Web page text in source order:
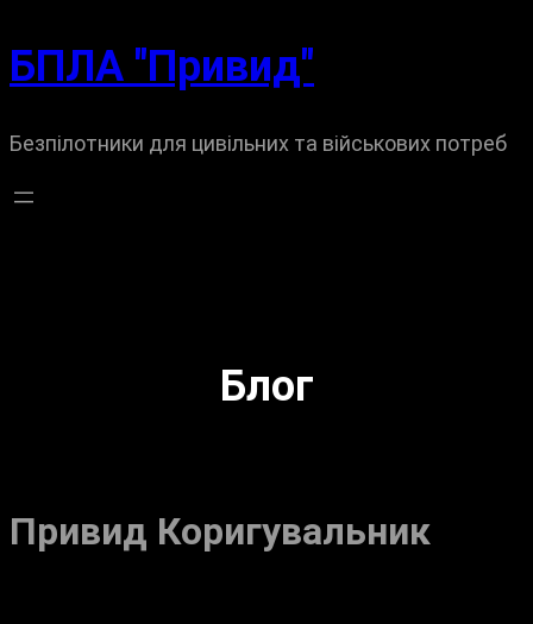
до
БПЛА "Привид"
Безпілотники для цивільних та військових потреб
Блог
Привид Коригувальник